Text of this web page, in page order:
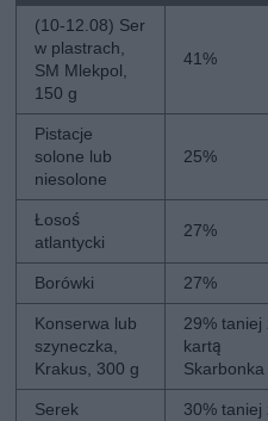
(10-12.08) Ser
w plastrach,
SM Mlekpol,
150 g
41%
Pistacje
solone lub
niesolone
25%
Łosoś
atlantycki
27%
Borówki 27%
Konserwa lub
szyneczka,
Krakus, 300 g
29% taniej
kartą
Skarbonka
Serek
30% taniej